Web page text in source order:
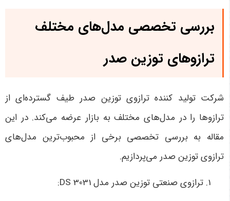
بررسی تخصصی مدل‌های مختلف
ترازوهای توزین صدر
شرکت تولید کننده ترازوی توزین صدر طیف گسترده‌ای از
ترازوها را در مدل‌های مختلف به بازار عرضه می‌کند. در این
مقاله به بررسی تخصصی برخی از محبوب‌ترین مدل‌های
ترازوی توزین صدر می‌پردازیم.
ترازوی صنعتی توزین صدر مدل DS 3031: